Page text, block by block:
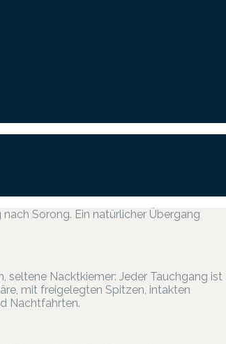
Sorong. Ein natürlicher Übergang
seltene Nacktkiemer: Jeder Tauchgang ist
mit freigelegten Spitzen, intakten
Nachtfahrten.